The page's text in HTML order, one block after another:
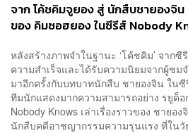
จาก โค้ชคิมจูยอง สู่ นักสืบชายองจิ
ของ คิมซอฮยอง ในซีรีส์ Nobody
หลังสร้างภาพจำในฐานะ ‘โค้ชคิม’ จากซี
ความสำเร็จและได้รับความนิยมจากผู้ช
มาอีกครั้งกับบทบาทนักสืบ ชายองจิน ในซี
ทีมนักแสดงมากความสามารถอย่าง รยูด็
Nobody Knows เล่าเรื่องราวของ ชายอ
นักสืบคดีอาชญากรรมความรุนแรง ที่ในวั